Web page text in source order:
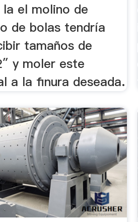
la el molino de
de bolas tendría
tamaños de
y moler este
a la finura deseada.